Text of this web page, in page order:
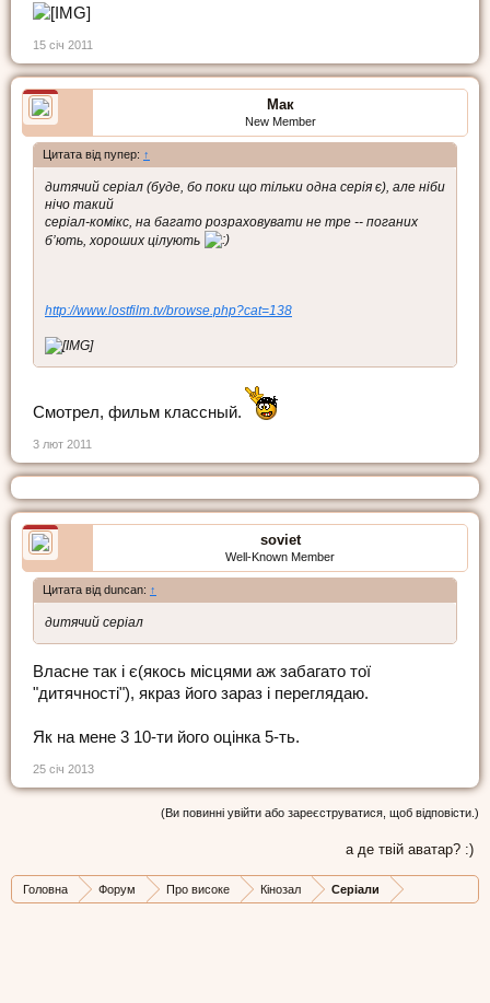
15 січ 2011
Мак
New Member
Цитата від пупер: ↑
дитячий серіал (буде, бо поки що тільки одна серія є), але ніби
нічо такий
серіал-комікс, на багато розраховувати не тре -- поганих
б’ють, хороших цілують
http://www.lostfilm.tv/browse.php?cat=138
Смотрел, фильм классный.
3 лют 2011
soviet
Well-Known Member
Цитата від duncan: ↑
дитячий серіал
Власне так і є(якось місцями аж забагато тої
"дитячності"), якраз його зараз і переглядаю.
Як на мене 3 10-ти його оцінка 5-ть.
25 січ 2013
(Ви повинні увійти або зареєструватися, щоб відповісти.)
а де твій аватар? :)
Головна Форум Про високе Кінозал Серіали